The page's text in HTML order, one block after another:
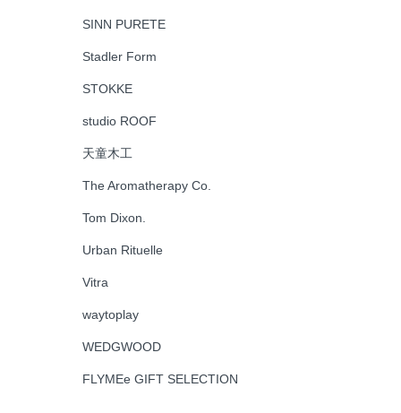
SINN PURETE
Stadler Form
STOKKE
studio ROOF
天童木工
The Aromatherapy Co.
Tom Dixon.
Urban Rituelle
Vitra
waytoplay
WEDGWOOD
FLYMEe GIFT SELECTION